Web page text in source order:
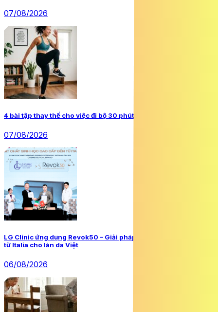
07/08/2026
4 bài tập thay thế cho việc đi bộ 30 phút mỗi ngày
07/08/2026
LG Clinic ứng dụng Revok50 – Giải pháp trẻ hoá và phục hồi da
từ Italia cho làn da Việt
06/08/2026